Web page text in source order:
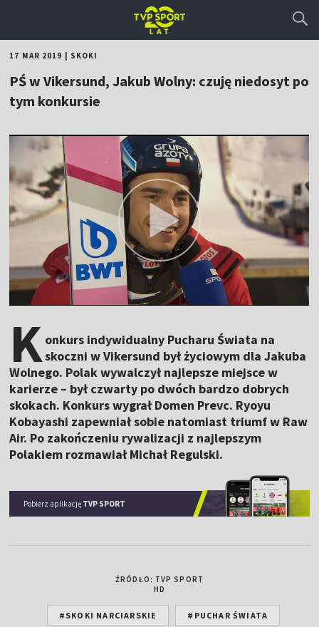
17 MAR 2019 SKOKI
PŚ w Vikersund, Jakub Wolny: czuję niedosyt po
tym konkursie
Konkurs indywidualny Pucharu Świata na
skoczni w Vikersund był życiowym dla Jakuba
Wolnego. Polak wywalczył najlepsze miejsce w
karierze – był czwarty po dwóch bardzo dobrych
skokach. Konkurs wygrał Domen Prevc. Ryoyu
Kobayashi zapewniał sobie natomiast triumf w Raw
Air. Po zakończeniu rywalizacji z najlepszym
Polakiem rozmawiał Michał Regulski.
Pobierz aplikację TVP SPORT
ŹRÓDŁO: TVP SPORT
HD
#SKOKI NARCIARSKIE #PUCHAR ŚWIATA